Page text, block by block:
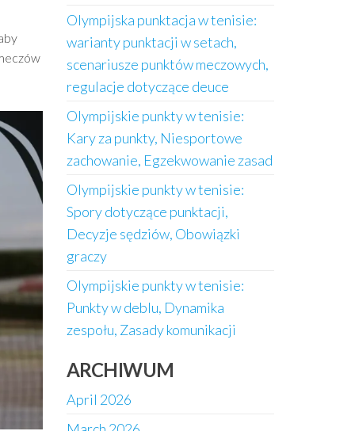
Olympijska punktacja w tenisie:
warianty punktacji w setach,
scenariusze punktów meczowych,
regulacje dotyczące deuce
Olympijskie punkty w tenisie:
Kary za punkty, Niesportowe
zachowanie, Egzekwowanie zasad
Olympijskie punkty w tenisie:
Spory dotyczące punktacji,
Decyzje sędziów, Obowiązki
graczy
Olympijskie punkty w tenisie:
Punkty w deblu, Dynamika
zespołu, Zasady komunikacji
ARCHIWUM
April 2026